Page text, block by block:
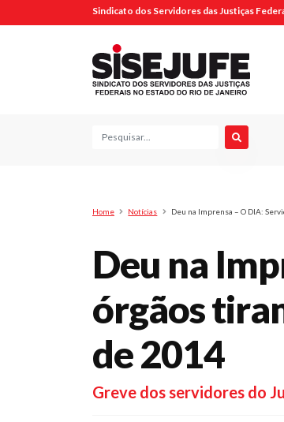
Sindicato dos Servidores das Justiças
Pesquisa
Home Notícias Deu na Imprensa – O DIA:
Deu na
órgãos
de 2014
Greve dos servidores do